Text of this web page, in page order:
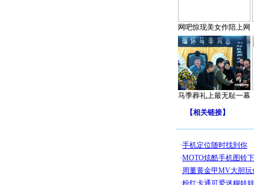
网吧惊现美女作陪上网
马季葬礼上最无耻一幕
【相关链接】